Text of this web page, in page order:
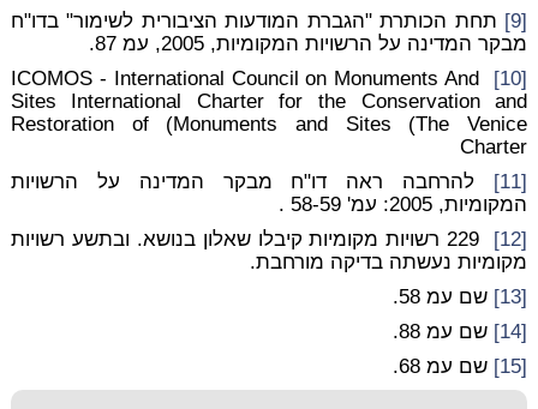
[9]
תחת הכותרת "הגברת המודעות הציבורית לשימור" בדו"ח
מבקר המדינה על הרשויות המקומיות, 2005, עמ 87.
[10]
ICOMOS - International Council on Monuments And
Sites International Charter for the Conservation and
Restoration of (Monuments and Sites (The Venice
Charter
[11]
להרחבה ראה דו"ח מבקר המדינה על הרשויות
המקומיות, 2005: עמ' 58-59 .
[12]
229 רשויות מקומיות קיבלו שאלון בנושא. ובתשע רשויות
מקומיות נעשתה בדיקה מורחבת.
[13]
שם עמ 58.
[14]
שם עמ 88.
[15]
שם עמ 68.